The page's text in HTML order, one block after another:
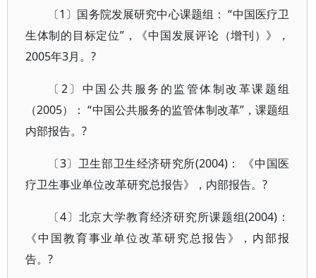
〔1〕国务院发展研究中心课题组： “中国医疗卫
生体制的目标定位”，《中国发展评论（增刊）》，
2005年3月。?
〔2〕中国公共服务的监管体制改革课题组
（2005）： “中国公共服务的监管体制改革”，课题组
内部报告。?
〔3〕卫生部卫生经济研究所(2004)： 《中国医
疗卫生事业单位改革研究总报告》，内部报告。?
〔4〕北京大学教育经济研究所课题组(2004)：
《中国教育事业单位改革研究总报告》，内部报
告。?